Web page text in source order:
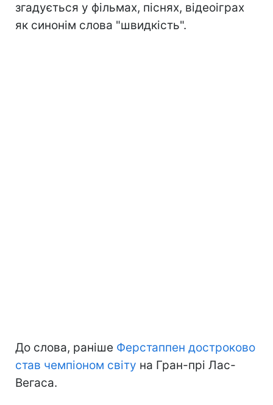
згадується у фільмах, піснях, відеоіграх
як синонім слова "швидкість".
До слова, раніше Ферстаппен достроково
став чемпіоном світу на Гран-прі Лас-
Вегаса.